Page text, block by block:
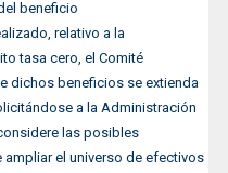
beneficio
relativo a la
tasa cero, el Comité
dichos beneficios se extienda
a la Administración
las posibles
el universo de efectivos